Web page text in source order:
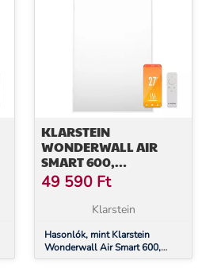
KLARSTEIN
WONDERWALL AIR
SMART 600,
INFRAVÖRÖS
HŐSUGÁRZÓ, 60 X 100
CM, 600 W,
49 590 Ft
Klarstein
Hasonlók, mint Klarstein
Wonderwall Air Smart 600,
infravörös hősugárzó, 60 x 100